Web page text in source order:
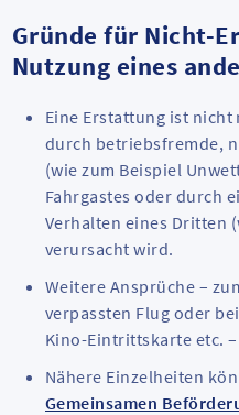
Gründe für Nicht-
Nutzung eines
Eine Erstattung ist nicht
durch betriebsfremde,
(wie zum Beispiel
Fahrgastes oder durch
Verhalten eines Dritten
verursacht wird.
Weitere Ansprüche –
verpassten Flug oder
Kino-Eintrittskarte etc.
Nähere Einzelheiten
Gemeinsamen